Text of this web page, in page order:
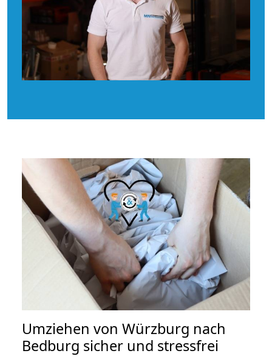
Umziehen von Würzburg nach
Bedburg sicher und stressfrei